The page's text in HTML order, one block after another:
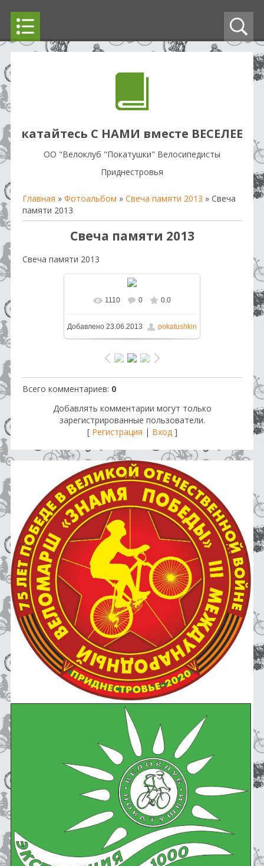
катайтесь С НАМИ вместе ВЕСЕЛЕЕ
OO "Велоклуб "Покатушки" Велосипедисты
Приднестровья
Главная » Фотоальбом » Свеча памяти 2013 » Свеча
памяти 2013
Свеча памяти 2013
Свеча памяти 2013
В реальном размере 1600x1200
/ 245.5Kb
1110 0 0.0
Добавлено 23.06.2013 pokatushkin
Всего комментариев: 0
Добавлять комментарии могут только
зарегистрированные пользователи.
[ Регистрация | Вход]